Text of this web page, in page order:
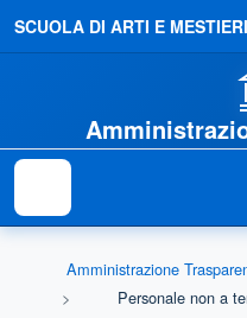
SCUOLA DI ARTI E
Amministrazione
Personale non a